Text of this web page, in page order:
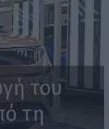
του
τη